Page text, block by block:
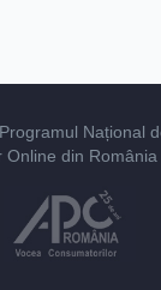
Național
Online din